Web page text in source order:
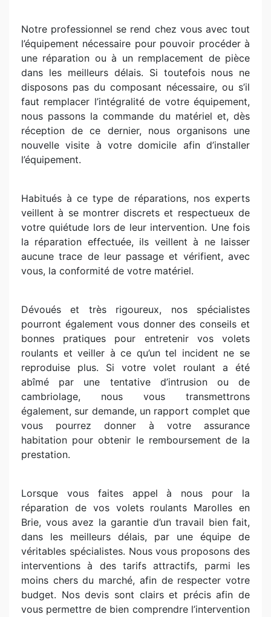
Notre professionnel se rend chez vous avec tout
l’équipement nécessaire pour pouvoir procéder à
une réparation ou à un remplacement de pièce
dans les meilleurs délais. Si toutefois nous ne
disposons pas du composant nécessaire, ou s’il
faut remplacer l’intégralité de votre équipement,
nous passons la commande du matériel et, dès
réception de ce dernier, nous organisons une
nouvelle visite à votre domicile afin d’installer
l’équipement.
Habitués à ce type de réparations, nos experts
veillent à se montrer discrets et respectueux de
votre quiétude lors de leur intervention. Une fois
la réparation effectuée, ils veillent à ne laisser
aucune trace de leur passage et vérifient, avec
vous, la conformité de votre matériel.
Dévoués et très rigoureux, nos spécialistes
pourront également vous donner des conseils et
bonnes pratiques pour entretenir vos volets
roulants et veiller à ce qu’un tel incident ne se
reproduise plus. Si votre volet roulant a été
abîmé par une tentative d’intrusion ou de
cambriolage, nous vous transmettrons
également, sur demande, un rapport complet que
vous pourrez donner à votre assurance
habitation pour obtenir le remboursement de la
prestation.
Lorsque vous faites appel à nous pour la
réparation de vos volets roulants Marolles en
Brie, vous avez la garantie d’un travail bien fait,
dans les meilleurs délais, par une équipe de
véritables spécialistes. Nous vous proposons des
interventions à des tarifs attractifs, parmi les
moins chers du marché, afin de respecter votre
budget. Nos devis sont clairs et précis afin de
vous permettre de bien comprendre l’intervention